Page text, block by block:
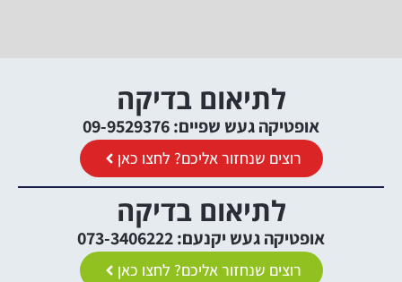
לתיאום בדיקה
אופטיקה געש שפיים: 09-9529376
רוצים שנחזור אליכם? לחצו כאן
לתיאום בדיקה
אופטיקה געש יקנעם: 073-3406222
רוצים שנחזור אליכם? לחצו כאן